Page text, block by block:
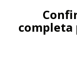
completa